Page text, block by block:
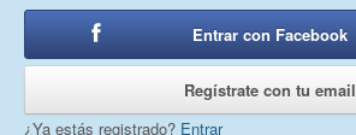
Entrar con Facebook
Regístrate con tu email
¿Ya estás registrado? Entrar